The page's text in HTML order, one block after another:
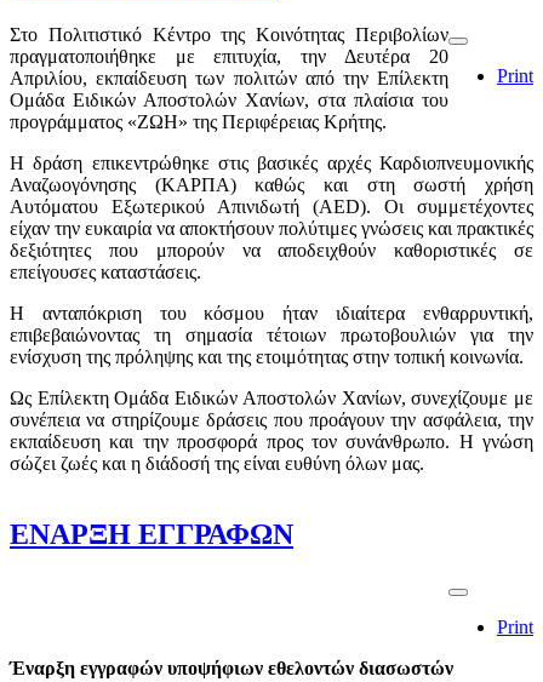
Print
Στο Πολιτιστικό Κέντρο της Κοινότητας Περιβολίων
πραγματοποιήθηκε με επιτυχία, την Δευτέρα 20
Απριλίου, εκπαίδευση των πολιτών από την Επίλεκτη
Ομάδα Ειδικών Αποστολών Χανίων, στα πλαίσια του
προγράμματος «ΖΩΗ» της Περιφέρειας Κρήτης.
Η δράση επικεντρώθηκε στις βασικές αρχές Καρδιοπνευμονικής
Αναζωογόνησης (ΚΑΡΠΑ) καθώς και στη σωστή χρήση
Αυτόματου Εξωτερικού Απινιδωτή (AED). Οι συμμετέχοντες
είχαν την ευκαιρία να αποκτήσουν πολύτιμες γνώσεις και πρακτικές
δεξιότητες που μπορούν να αποδειχθούν καθοριστικές σε
επείγουσες καταστάσεις.
Η ανταπόκριση του κόσμου ήταν ιδιαίτερα ενθαρρυντική,
επιβεβαιώνοντας τη σημασία τέτοιων πρωτοβουλιών για την
ενίσχυση της πρόληψης και της ετοιμότητας στην τοπική κοινωνία.
Ως Επίλεκτη Ομάδα Ειδικών Αποστολών Χανίων, συνεχίζουμε με
συνέπεια να στηρίζουμε δράσεις που προάγουν την ασφάλεια, την
εκπαίδευση και την προσφορά προς τον συνάνθρωπο. Η γνώση
σώζει ζωές και η διάδοσή της είναι ευθύνη όλων μας.
ΕΝΑΡΞΗ ΕΓΓΡΑΦΩΝ
Print
Έναρξη εγγραφών υποψήφιων εθελοντών διασωστών